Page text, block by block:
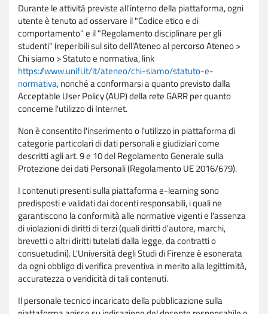
Durante le attività previste all'interno della piattaforma, ogni
utente è tenuto ad osservare il "Codice etico e di
comportamento" e il "Regolamento disciplinare per gli
studenti" (reperibili sul sito dell'Ateneo al percorso Ateneo >
Chi siamo > Statuto e normativa, link
https://www.unifi.it/it/ateneo/chi-siamo/statuto-e-
normativa, nonché a conformarsi a quanto previsto dalla
Acceptable User Policy (AUP) della rete GARR per quanto
concerne l'utilizzo di Internet.
Non è consentito l'inserimento o l'utilizzo in piattaforma di
categorie particolari di dati personali e giudiziari come
descritti agli art. 9 e 10 del Regolamento Generale sulla
Protezione dei dati Personali (Regolamento UE 2016/679).
I contenuti presenti sulla piattaforma e-learning sono
predisposti e validati dai docenti responsabili, i quali ne
garantiscono la conformità alle normative vigenti e l'assenza
di violazioni di diritti di terzi (quali diritti d'autore, marchi,
brevetti o altri diritti tutelati dalla legge, da contratti o
consuetudini). L'Università degli Studi di Firenze è esonerata
da ogni obbligo di verifica preventiva in merito alla legittimità,
accuratezza o veridicità di tali contenuti.
Il personale tecnico incaricato della pubblicazione sulla